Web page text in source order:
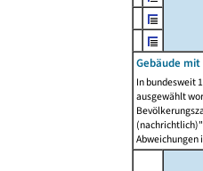
Gebäude mit
In bundesweit
ausgewählt
Abweichungen